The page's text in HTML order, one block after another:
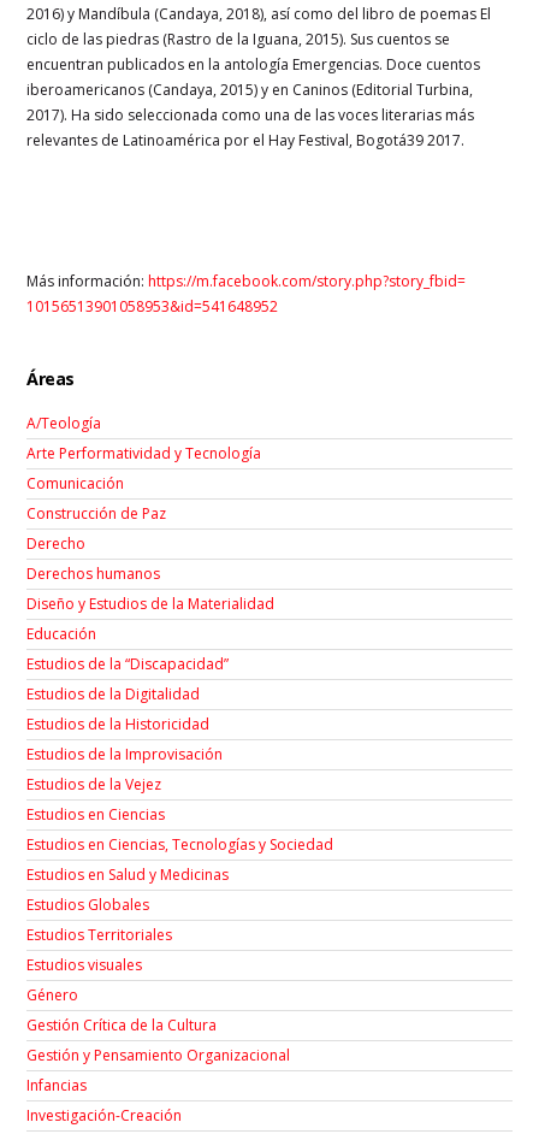
2016) y Mandíbula (Candaya, 2018), así como del libro de poemas El
ciclo de las piedras (Rastro de la Iguana, 2015). Sus cuentos se
encuentran publicados en la antología Emergencias. Doce cuentos
iberoamericanos (Candaya, 2015) y en Caninos (Editorial Turbina,
2017). Ha sido seleccionada como una de las voces literarias más
relevantes de Latinoamérica por el Hay Festival, Bogotá39 2017.
Más información:https://m.facebook.com/story.php?story_fbid=
10156513901058953&id=541648952
Áreas
A/Teología
Arte Performatividad y Tecnología
Comunicación
Construcción de Paz
Derecho
Derechos humanos
Diseño y Estudios de la Materialidad
Educación
Estudios de la “Discapacidad”
Estudios de la Digitalidad
Estudios de la Historicidad
Estudios de la Improvisación
Estudios de la Vejez
Estudios en Ciencias
Estudios en Ciencias, Tecnologías y Sociedad
Estudios en Salud y Medicinas
Estudios Globales
Estudios Territoriales
Estudios visuales
Género
Gestión Crítica de la Cultura
Gestión y Pensamiento Organizacional
Infancias
Investigación-Creación